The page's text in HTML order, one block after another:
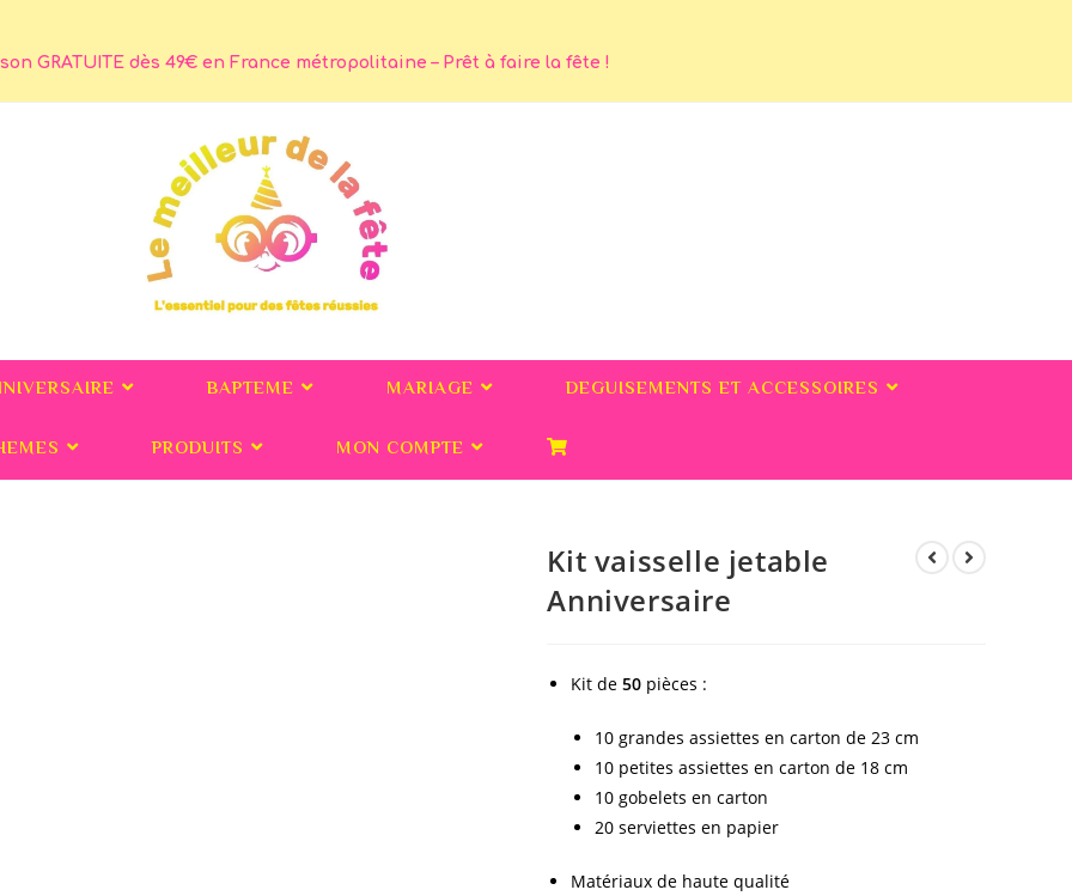
GRATUITE dès 49€ en France métropolitaine – Prêt à faire la fête !
BAPTEME MARIAGE DEGUISEMENTS ET ACCESSOIRES
PRODUITS MON COMPTE
Kit vaisselle jetable
Anniversaire
Kit de 50 pièces :
10 grandes assiettes en carton de 23 cm
10 petites assiettes en carton de 18 cm
10 gobelets en carton
20 serviettes en papier
Matériaux de haute qualité